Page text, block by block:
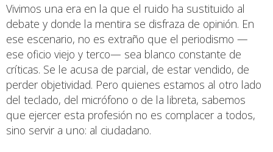
Vivimos una era en la que el ruido ha sustituido al
debate y donde la mentira se disfraza de opinión. En
ese escenario, no es extraño que el periodismo —
ese oficio viejo y terco— sea blanco constante de
críticas. Se le acusa de parcial, de estar vendido, de
perder objetividad. Pero quienes estamos al otro lado
del teclado, del micrófono o de la libreta, sabemos
que ejercer esta profesión no es complacer a todos,
sino servir a uno: al ciudadano.